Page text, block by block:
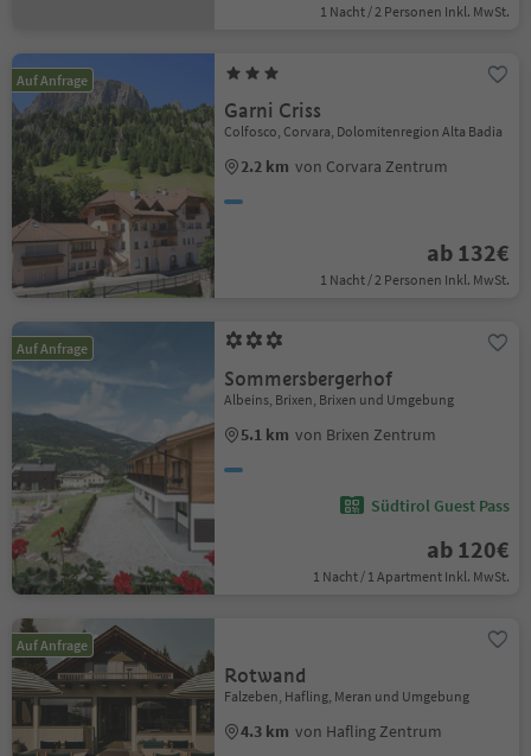
1 Nacht / 2 Personen Inkl. MwSt.
Auf Anfrage
Garni Criss
Colfosco, Corvara, Dolomitenregion Alta Badia
2.2 km von Corvara Zentrum
ab 132€
1 Nacht / 2 Personen Inkl. MwSt.
Auf Anfrage
Sommersbergerhof
Albeins, Brixen, Brixen und Umgebung
5.1 km von Brixen Zentrum
Südtirol Guest Pass
ab 120€
1 Nacht / 1 Apartment Inkl. MwSt.
Auf Anfrage
Rotwand
Falzeben, Hafling, Meran und Umgebung
4.3 km von Hafling Zentrum